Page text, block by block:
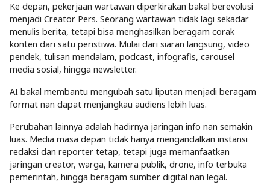
Ke depan, pekerjaan wartawan diperkirakan bakal berevolusi
menjadi Creator Pers. Seorang wartawan tidak lagi sekadar
menulis berita, tetapi bisa menghasilkan beragam corak
konten dari satu peristiwa. Mulai dari siaran langsung, video
pendek, tulisan mendalam, podcast, infografis, carousel
media sosial, hingga newsletter.
AI bakal membantu mengubah satu liputan menjadi beragam
format nan dapat menjangkau audiens lebih luas.
Perubahan lainnya adalah hadirnya jaringan info nan semakin
luas. Media masa depan tidak hanya mengandalkan instansi
redaksi dan reporter tetap, tetapi juga memanfaatkan
jaringan creator, warga, kamera publik, drone, info terbuka
pemerintah, hingga beragam sumber digital nan legal.